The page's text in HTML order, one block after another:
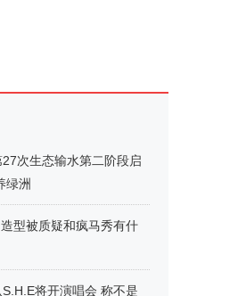
次生态输水第二阶段启
绿洲
型被质疑和疯马秀有什
将开演唱会 称不是